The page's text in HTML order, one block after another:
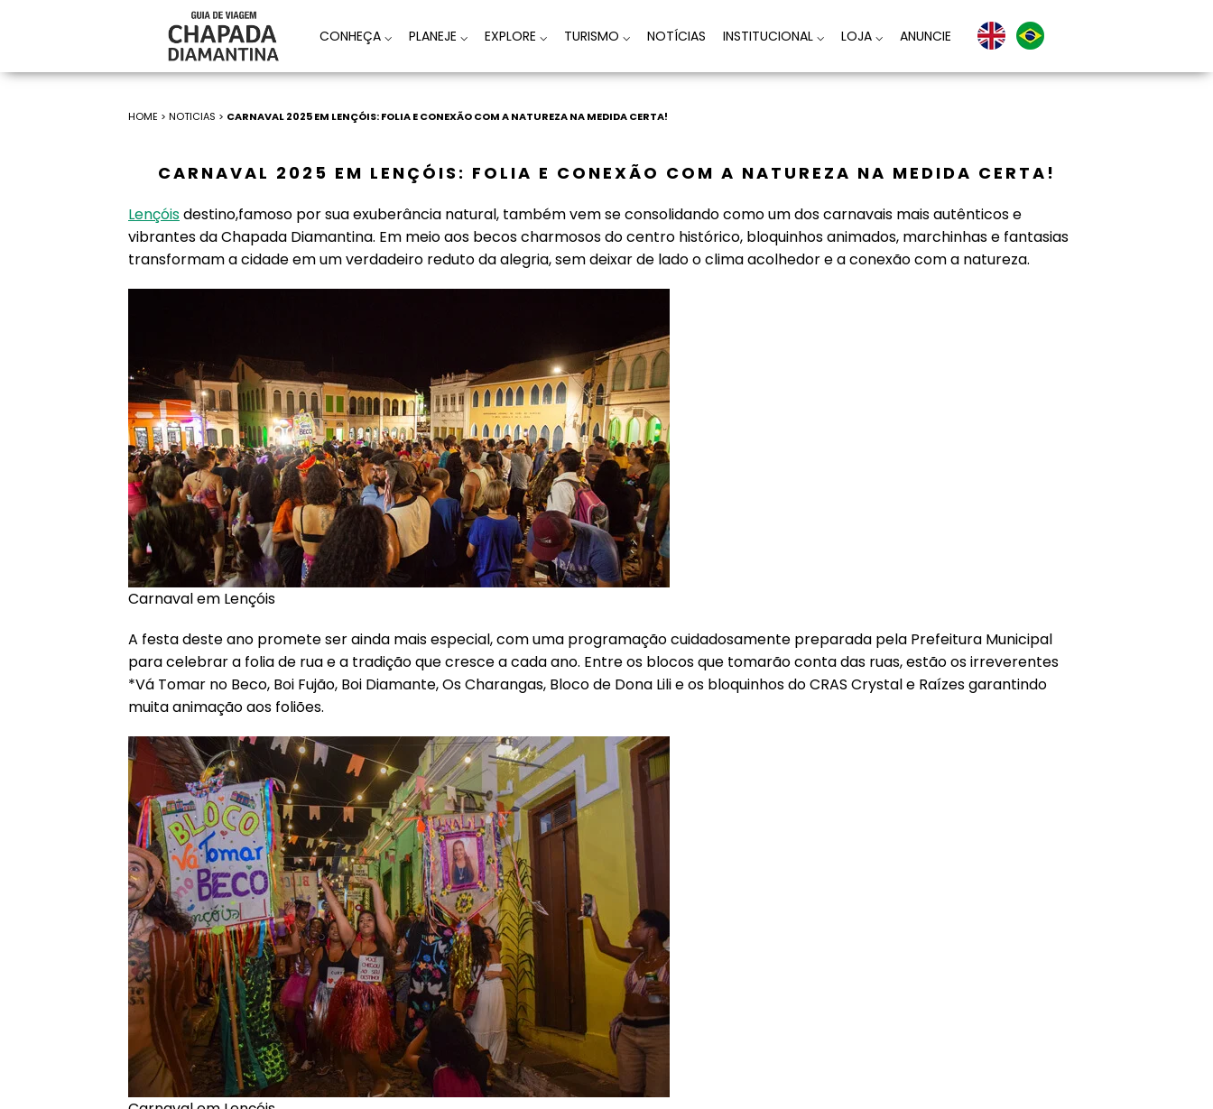
CONHEÇA ⌵ PLANEJE ⌵ EXPLORE ⌵ TURISMO ⌵ NOTÍCIAS INSTITUCIONAL ⌵ LOJA ⌵ ANUNCIE
HOME > NOTICIAS > CARNAVAL 2025 EM LENÇÓIS: FOLIA E CONEXÃO COM A NATUREZA NA MEDIDA CERTA!
CARNAVAL 2025 EM LENÇÓIS: FOLIA E CONEXÃO COM A NATUREZA NA MEDIDA CERTA!
Lençóisdestino,famoso por sua exuberância natural, também vem se consolidando como um dos carnavais mais autênticos e
vibrantes da Chapada Diamantina. Em meio aos becos charmosos do centro histórico, bloquinhos animados, marchinhas e fantasias
transformam a cidade em um verdadeiro reduto da alegria, sem deixar de lado o clima acolhedor e a conexão com a natureza.
Carnaval em Lençóis
A festa deste ano promete ser ainda mais especial, com uma programação cuidadosamente preparada pela Prefeitura Municipal
para celebrar a folia de rua e a tradição que cresce a cada ano. Entre os blocos que tomarão conta das ruas, estão os irreverentes
*Vá Tomar no Beco, Boi Fujão, Boi Diamante, Os Charangas, Bloco de Dona Lili e os bloquinhos do CRAS Crystal e Raízes garantindo
muita animação aos foliões.